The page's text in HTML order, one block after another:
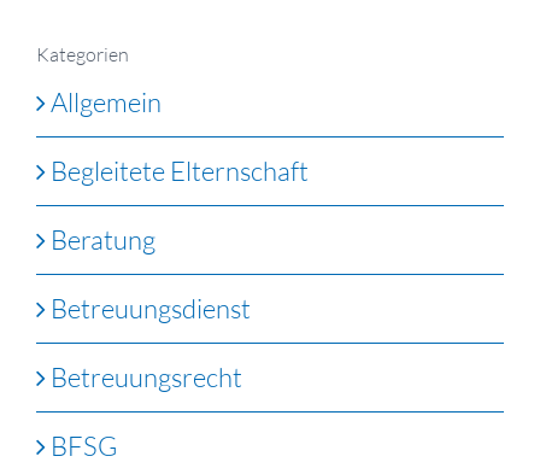
Kategorien
Allgemein
Begleitete Elternschaft
Beratung
Betreuungsdienst
Betreuungsrecht
BFSG